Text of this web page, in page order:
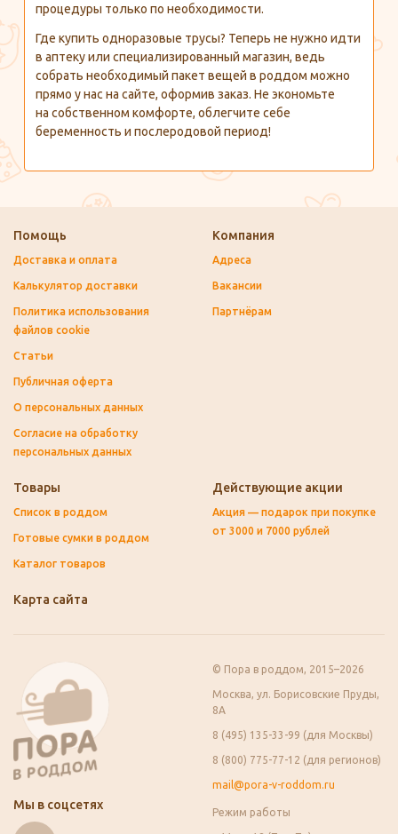
процедуры только по необходимости.
Где купить одноразовые трусы? Теперь не нужно идти
в аптеку или специализированный магазин, ведь
собрать необходимый пакет вещей в роддом можно
прямо у нас на сайте, оформив заказ. Не экономьте
на собственном комфорте, облегчите себе
беременность и послеродовой период!
Помощь
Доставка и оплата
Калькулятор доставки
Политика использования
файлов cookie
Статьи
Публичная оферта
О персональных данных
Согласие на обработку
персональных данных
Компания
Адреса
Вакансии
Партнёрам
Товары
Список в роддом
Готовые сумки в роддом
Каталог товаров
Действующие акции
Акция — подарок при покупке
от 3000 и 7000 рублей
Карта сайта
Мы в соцсетях
© Пора в роддом, 2015–2026
Москва, ул. Борисовские Пруды,
8А
8 (495) 135-33-99 (для Москвы)
8 (800) 775-77-12 (для регионов)
mail@pora-v-roddom.ru
Режим работы